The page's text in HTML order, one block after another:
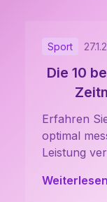
Sport
Die 10
Erfahren
optimal
Leistung